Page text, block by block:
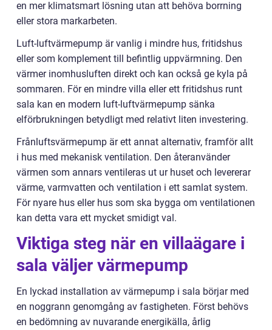
en mer klimatsmart lösning utan att behöva borrning
eller stora markarbeten.
Luft-luftvärmepump är vanlig i mindre hus, fritidshus
eller som komplement till befintlig uppvärmning. Den
värmer inomhusluften direkt och kan också ge kyla på
sommaren. För en mindre villa eller ett fritidshus runt
sala kan en modern luft-luftvärmepump sänka
elförbrukningen betydligt med relativt liten investering.
Frånluftsvärmepump är ett annat alternativ, framför allt
i hus med mekanisk ventilation. Den återanvänder
värmen som annars ventileras ut ur huset och levererar
värme, varmvatten och ventilation i ett samlat system.
För nyare hus eller hus som ska bygga om ventilationen
kan detta vara ett mycket smidigt val.
Viktiga steg när en villaägare i
sala väljer värmepump
En lyckad installation av värmepump i sala börjar med
en noggrann genomgång av fastigheten. Först behövs
en bedömning av nuvarande energikälla, årlig